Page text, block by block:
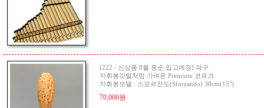
[222 / 신상품 8월 중순 입고예정] 파구
지휘봉깃털처럼 가벼운 Premium 코르크
지휘봉모델 : 스포르잔도(Sforzando) 38cm(15")
70,000원